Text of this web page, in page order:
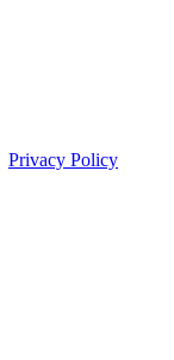
Privacy Policy